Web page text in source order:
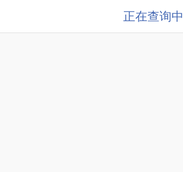
正在查询中